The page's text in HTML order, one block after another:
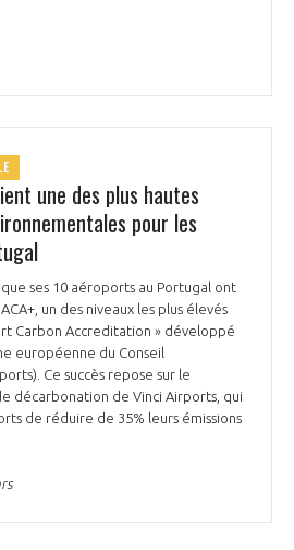
une des plus hautes
pour les
ses 10 aéroports au Portugal ont
un des niveaux les plus élevés
Carbon Accreditation » développé
européenne du Conseil
Ce succès repose sur le
décarbonation de Vinci Airports, qui
de réduire de 35% leurs émissions